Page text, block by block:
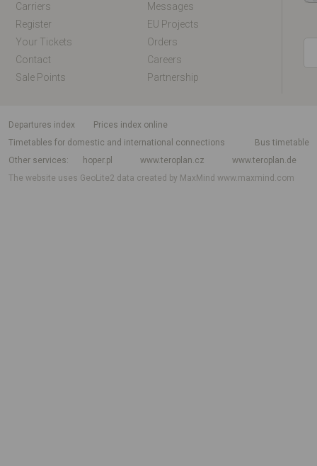
Carriers
Messages
Register
EU Projects
Your Tickets
Orders
Contact
Careers
Sale Points
Partnership
departures index
Prices index online
Timetables for domestic and international connections
Bus timetable
Other services
hoper.pl www.teroplan.cz
www.teroplan.de
The website uses GeoLite2 data created by MaxMindwww.maxmind.com